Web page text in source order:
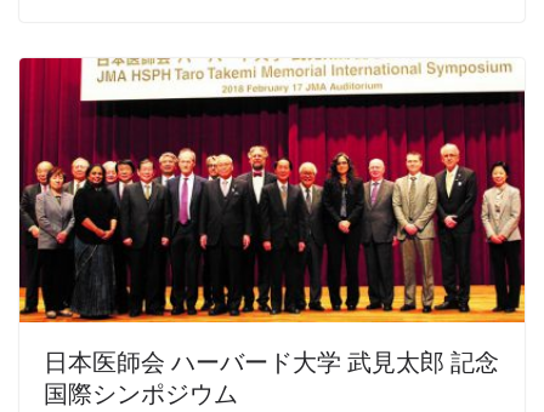
日本医師会 ハーバード大学 武見太郎 記念
国際シンポジウム